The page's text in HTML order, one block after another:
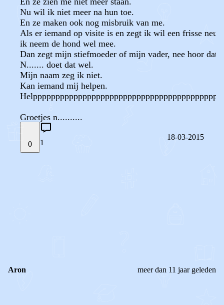
Nu wil ik niet meer na hun toe.
En ze maken ook nog misbruik van me.
Als er iemand op visite is en zegt ik wil een frisse neus
ik neem de hond wel mee.
Dan zegt mijn stiefmoeder of mijn vader, nee hoor dat
N....... doet dat wel.
Mijn naam zeg ik niet.
Kan iemand mij helpen.
Groetjes n..........
0 1
18-03-2015
Aron meer dan 11 jaar geleden